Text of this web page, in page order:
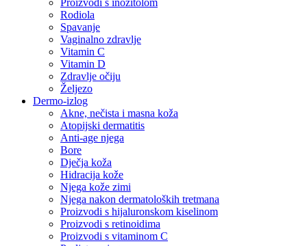
Proizvodi s inozitolom
Rodiola
Spavanje
Vaginalno zdravlje
Vitamin C
Vitamin D
Zdravlje očiju
Željezo
Dermo-izlog
Akne, nečista i masna koža
Atopijski dermatitis
Anti-age njega
Bore
Dječja koža
Hidracija kože
Njega kože zimi
Njega nakon dermatoloških tretmana
Proizvodi s hijaluronskom kiselinom
Proizvodi s retinoidima
Proizvodi s vitaminom C